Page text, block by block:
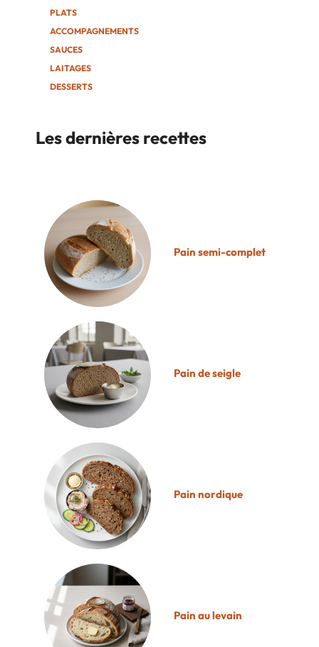
PLATS
ACCOMPAGNEMENTS
SAUCES
LAITAGES
DESSERTS
Les dernières recettes
Pain semi-complet
Pain de seigle
Pain nordique
Pain au levain